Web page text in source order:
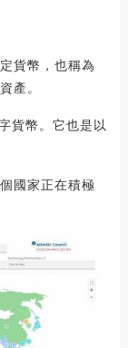
貨幣，也稱為
產。
貨幣。它也是以
國家正在積極